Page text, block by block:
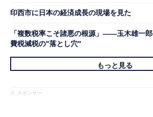
印西市に日本の経済成長の現場を見た
「複数税率こそ諸悪の根源」――玉木雄一
費税減税の"落とし穴"
もっと見る
※ スポンサー